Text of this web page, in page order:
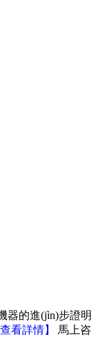
器的進(jìn)步證明
查看詳情】
馬上咨